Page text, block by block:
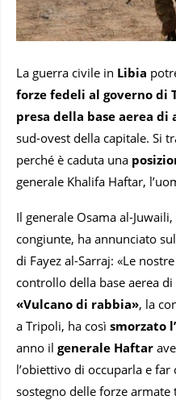
La guerra civile in Libia
forze fedeli al governo di
presa della base aerea di
sud-ovest della capitale. Si
perché è caduta una
generale Khalifa Haftar,
Il generale Osama al-
congiunte, ha annunciato
di Fayez al-Sarraj: «Le
controllo della base aerea di
«Vulcano di rabbia», la
a Tripoli, ha così smorzato
anno il generale Haftar
l’obiettivo di occuparla e
sostegno delle forze armate